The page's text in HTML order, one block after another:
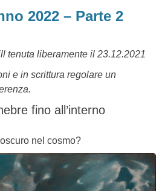
2022 – Parte 2
tenuta liberamente il 23.12.2021
e in scrittura regolare un
fino all’interno
nel cosmo?